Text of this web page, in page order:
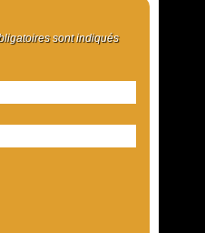
sont indiqués